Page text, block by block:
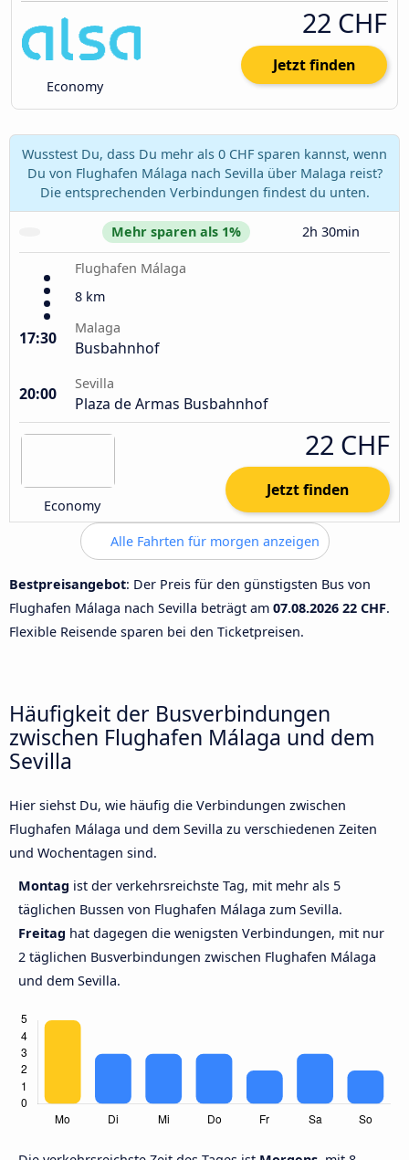
Economy
22 CHF
Jetzt finden
Wusstest Du, dass Du mehr als 0 CHF sparen kannst, wenn
Du von Flughafen Málaga nach Sevilla über Malaga reist?
Die entsprechenden Verbindungen findest du unten.
Mehr sparen als 1% 2h 30min
Flughafen Málaga
8 km
17:30
Malaga
Busbahnhof
20:00
Sevilla
Plaza de Armas Busbahnhof
Economy
22 CHF
Jetzt finden
Alle Fahrten für morgen anzeigen
Bestpreisangebot: Der Preis für den günstigsten Bus von
Flughafen Málaga nach Sevilla beträgt am 07.08.2026 22 CHF.
Flexible Reisende sparen bei den Ticketpreisen.
Häufigkeit der Busverbindungen
zwischen Flughafen Málaga und dem
Sevilla
Hier siehst Du, wie häufig die Verbindungen zwischen
Flughafen Málaga und dem Sevilla zu verschiedenen Zeiten
und Wochentagen sind.
Montag ist der verkehrsreichste Tag, mit mehr als 5
täglichen Bussen von Flughafen Málaga zum Sevilla.
Freitag hat dagegen die wenigsten Verbindungen, mit nur
2 täglichen Busverbindungen zwischen Flughafen Málaga
und dem Sevilla.